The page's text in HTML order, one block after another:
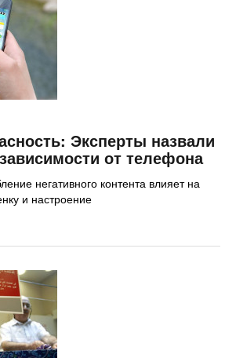
Эксперты назвали
от телефона
негативного контента влияет на
и настроение